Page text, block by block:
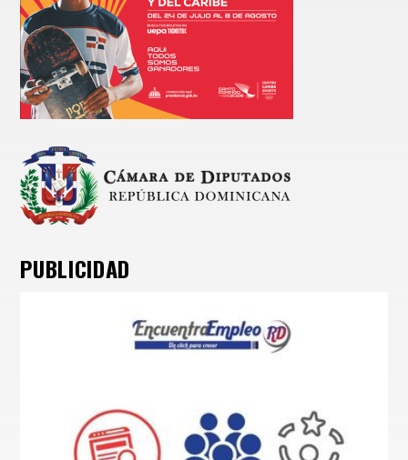
PUBLICIDAD